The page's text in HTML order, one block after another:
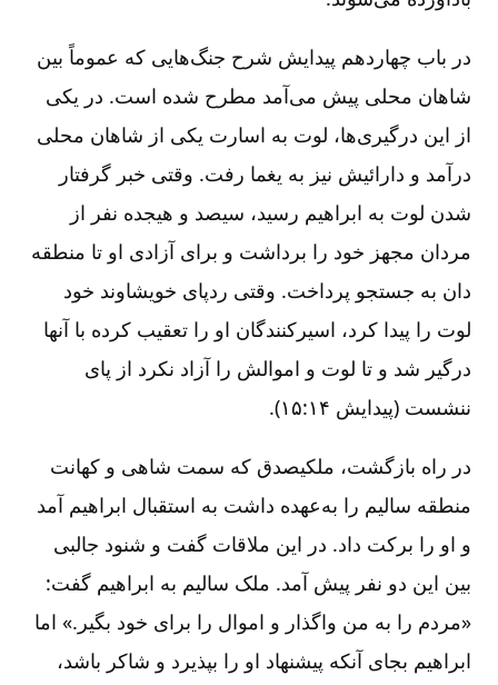
در باب چهاردهم پیدایش شرح جنگ‌هایی که عموماً بین
شاهان محلی پیش می‌آمد مطرح شده است. در یکی
از این درگیری‌ها، لوت به اسارت یکی از شاهان محلی
درآمد و دارائیش نیز به یغما رفت. وقتی خبر گرفتار
شدن لوت به ابراهیم رسید، سیصد و هیجده نفر از
مردان مجهز خود را برداشت و برای آزادی او تا منطقه
دان به جستجو پرداخت. وقتی ردپای خویشاوند خود
لوت را پیدا کرد، اسیرکنندگان او را تعقیب کرده با آنها
درگیر شد و تا لوت و اموالش را آزاد نکرد از پای
ننشست (پیدایش ۱۴:‏۱۵).
در راه بازگشت، ملکیصدق که سمت شاهی و کهانت
منطقه سالیم را به‌عهده داشت به استقبال ابراهیم آمد
و او را برکت داد. در این ملاقات گفت و شنود جالبی
بین این دو نفر پیش آمد. ملک سالیم به ابراهیم گفت:
«مردم را به من واگذار و اموال را برای خود بگیر.» اما
ابراهیم بجای آنکه پیشنهاد او را بپذیرد و شاکر باشد،